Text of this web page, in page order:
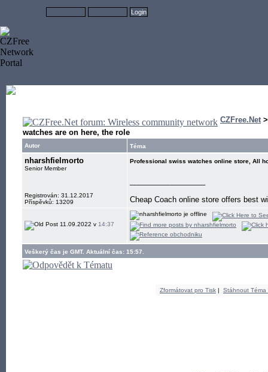
CZFree.Net
watches are on here, the role
Autor Téma
nharshfielmorto
Senior Member
Registrován: 31.12.2017
Příspěvků: 13209
Professional swiss watches online store, All
Cheap Coach online store offers best
11.09.2022 v 14:37
Veškerý čas je GMT. Aktuální čas: 15:57.
Zformátovat pro Tisk | Stáhnout Téma